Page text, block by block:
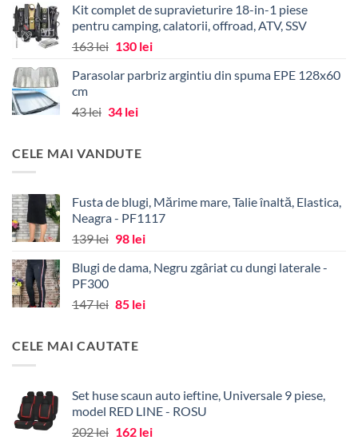
Kit complet de supravieturire 18-in-1 piese
pentru camping, calatorii, offroad, ATV, SSV
163lei Prețul
a
163 lei.
130 leiPrețul
este:
Parasolar parbriz argintiu din spuma EPE 128x60
cm
43lei Prețul
fost:
34 leiPrețul
34 lei.
CELE MAI VANDUTE
Fusta de blugi, Mărime mare, Talie înaltă, Elastica,
Neagra - PF1117
139lei Prețul
a
139 lei.
98 leiPrețul
este:
Blugi de dama, Negru zgâriat cu dungi laterale -
PF300
147lei Prețul
fost:
85 leiPrețul
CELE MAI CAUTATE
Set huse scaun auto ieftine, Universale 9 piese,
model RED LINE - ROSU
202lei Prețul
162 leiPrețul